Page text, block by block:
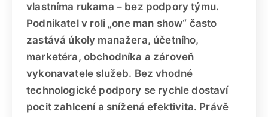
vlastníma rukama – bez podpory týmu.
Podnikatel v roli „one man show“ často
zastává úkoly manažera, účetního,
marketéra, obchodníka a zároveň
vykonavatele služeb. Bez vhodné
technologické podpory se rychle dostaví
pocit zahlcení a snížená efektivita. Právě